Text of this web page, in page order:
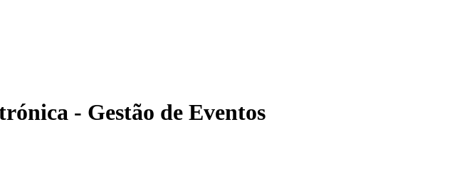
- Gestão de Eventos